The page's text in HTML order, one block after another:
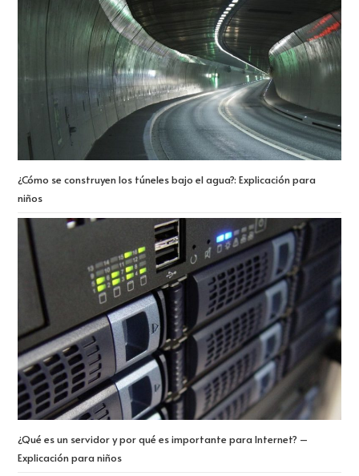
¿Cómo se construyen los túneles bajo el agua?: Explicación para
niños
¿Qué es un servidor y por qué es importante para Internet? –
Explicación para niños